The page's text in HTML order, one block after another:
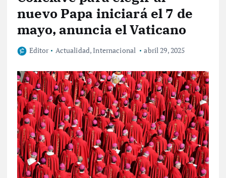
nuevo Papa iniciará el 7 de
mayo, anuncia el Vaticano
Editor Actualidad,Internacional abril 29, 2025